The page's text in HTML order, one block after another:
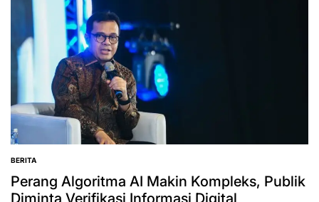
POSTED
IN
BERITA
Perang Algoritma AI Makin Kompleks, Publik